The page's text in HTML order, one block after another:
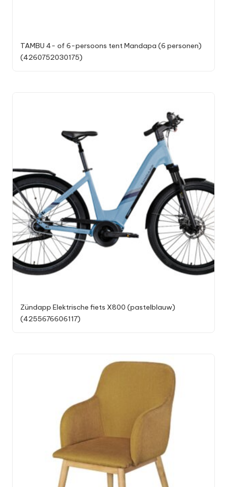
TAMBU 4- of 6-persoons tent Mandapa (6 personen)
(4260752030175)
Zündapp Elektrische fiets X800 (pastelblauw)
(4255676606117)